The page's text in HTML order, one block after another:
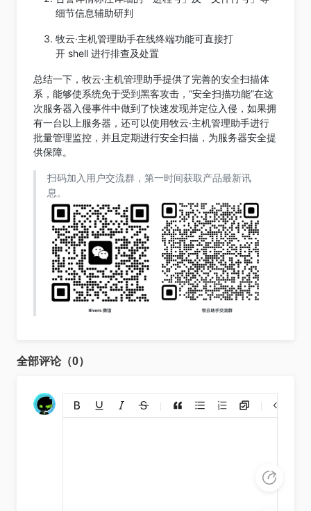
细节信息辅助研判
牧云·主机管理助手在线终端功能可直接打
开 shell 进行排查及处置
总结一下，牧云·主机管理助手提供了完善的安全扫描体
系，能够使系统免于受到黑客攻击，“安全扫描功能”在这
次服务器入侵事件中做到了快速发现并定位入侵，如果拥
有一台以上服务器，还可以使用牧云·主机管理助手进行
批量管理监控，并且定期进行安全扫描，为服务器安全提
供保障。
扫码加入用户交流群，第一时间获取产品最新讯
息。
全部评论（0）
添加链接
上传图片